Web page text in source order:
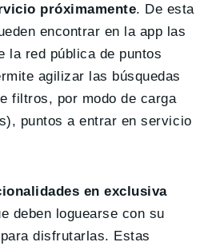
próximamente. De esta
encontrar en la app las
la red pública de puntos
agilizar las búsquedas
filtros, por modo de carga
puntos a entrar en servicio
en exclusiva
deben loguearse con su
disfrutarlas. Estas